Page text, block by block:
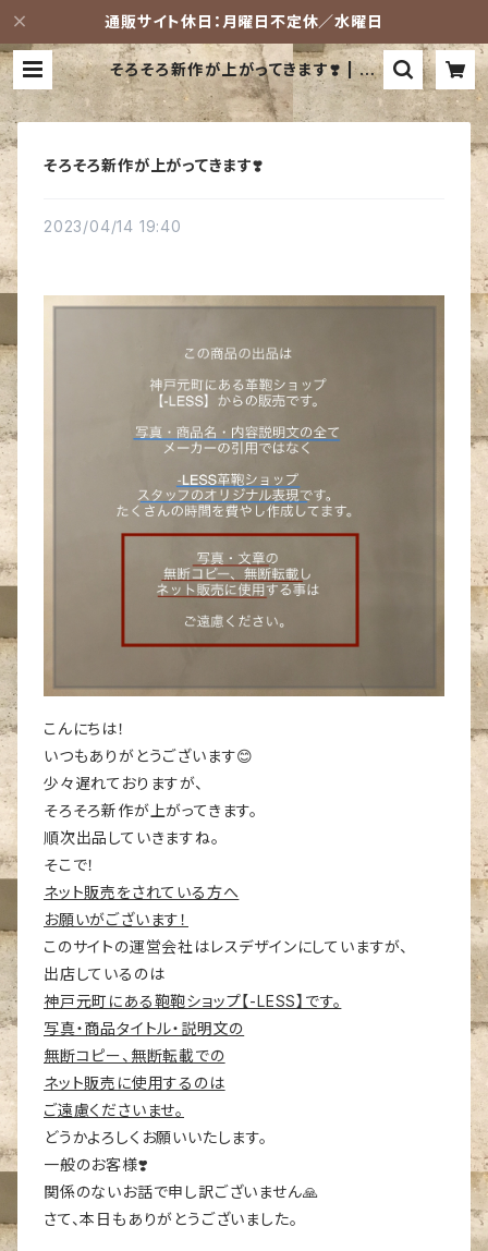
通販サイト休日：月曜日不定休／水曜日
そろそろ新作が上がってきます❣️ | -L
ESS (レス) 革鞄ショップ
そろそろ新作が上がってきます❣️
2023/04/14 19:40
こんにちは！
いつもありがとうございます😊
少々遅れておりますが、
そろそろ新作が上がってきます。
順次出品していきますね。
そこで！
ネット販売をされている方へ
お願いがございます！
このサイトの運営会社はレスデザインにしていますが、
出店しているのは
神戸元町にある鞄鞄ショップ【-LESS】です。
写真・商品タイトル・説明文の
無断コピー、無断転載での
ネット販売に使用するのは
ご遠慮くださいませ。
どうかよろしくお願いいたします。
一般のお客様❣️
関係のないお話で申し訳ございません🙏
さて、本日もありがとうございました。